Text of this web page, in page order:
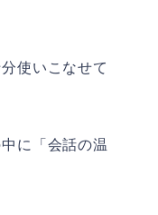
使いこなせて
に「会話の温